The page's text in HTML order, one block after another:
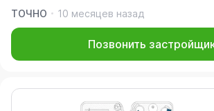
ТОЧНО
10 месяцев назад
Позвонить